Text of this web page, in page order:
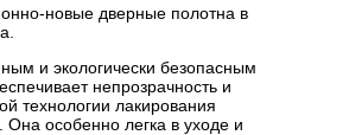
новые дверные полотна в
и экологически безопасным
непрозрачность и
технологии лакирования
Она особенно легка в уходе и